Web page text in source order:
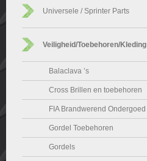
Universele / Sprinter Parts
Veiligheid/Toebehoren/Kleding
Balaclava ’s
Cross Brillen en toebehoren
FIA Brandwerend Ondergoed
Gordel Toebehoren
Gordels